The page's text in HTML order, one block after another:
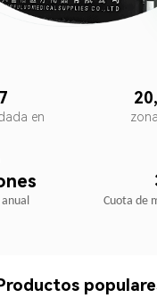
7
en
20,
Cuota de